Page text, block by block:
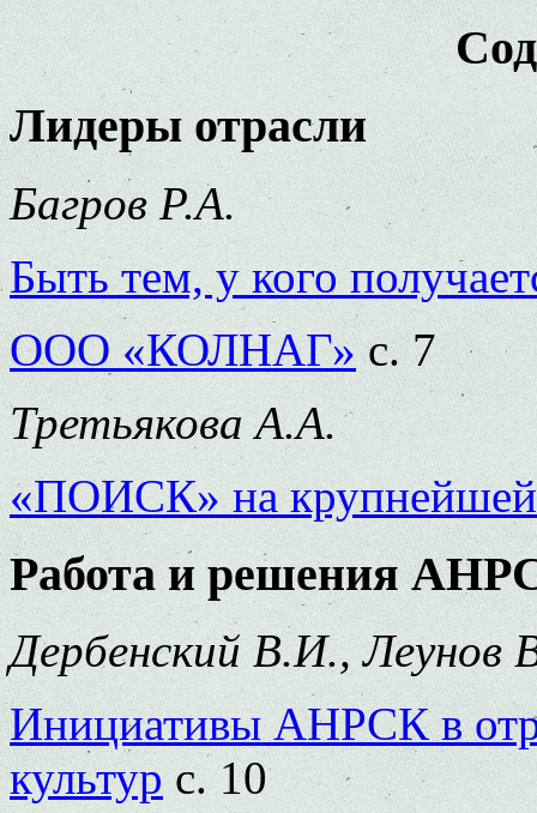
Лидеры отрасли
Багров Р.А.
Быть тем, у кого
ООО «КОЛНАГ»с. 7
Третьякова А.А.
«ПОИСК» на крупнейшей
Работа и решения
Дербенский В.И., Леунов
Инициативы АНРСК в
культурс. 10